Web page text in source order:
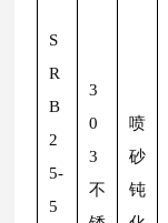
S
R
B
2
5-
5
3
0
3
不
喷
砂
钝